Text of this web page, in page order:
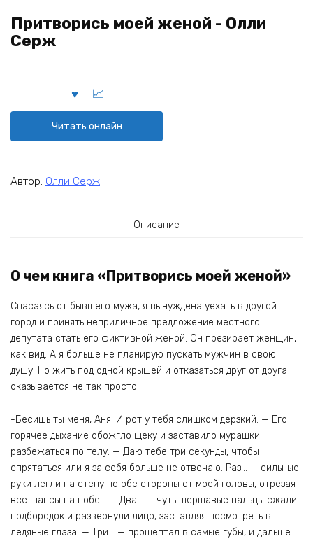
Притворись моей женой - Олли
Серж
Читать онлайн
Автор: Олли Серж
Описание
О чем книга «Притворись моей женой»
Спасаясь от бывшего мужа, я вынуждена уехать в другой
город и принять неприличное предложение местного
депутата стать его фиктивной женой. Он презирает женщин,
как вид. А я больше не планирую пускать мужчин в свою
душу. Но жить под одной крышей и отказаться друг от друга
оказывается не так просто.
-Бесишь ты меня, Аня. И рот у тебя слишком дерзкий. — Его
горячее дыхание обожгло щеку и заставило мурашки
разбежаться по телу. — Даю тебе три секунды, чтобы
спрятаться или я за себя больше не отвечаю. Раз… — сильные
руки легли на стену по обе стороны от моей головы, отрезая
все шансы на побег. — Два… — чуть шершавые пальцы сжали
подбородок и развернули лицо, заставляя посмотреть в
ледяные глаза. — Три… — прошептал в самые губы, и дальше